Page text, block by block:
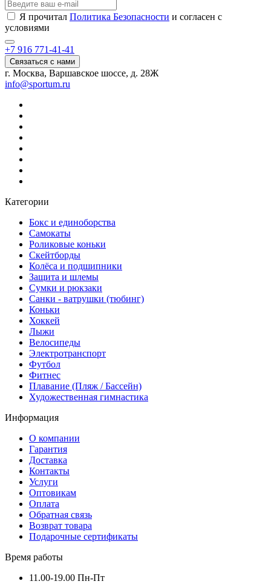
Я прочитал Политика Безопасности и согласен с
условиями
+7 916 771-41-41
Связаться с нами
г. Москва, Варшавское шоссе, д. 28Ж
info@sportum.ru
Категории
Бокс и единоборства
Самокаты
Роликовые коньки
Скейтборды
Колёса и подшипники
Защита и шлемы
Сумки и рюкзаки
Санки - ватрушки (тюбинг)
Коньки
Хоккей
Лыжи
Велосипеды
Электротранспорт
Футбол
Фитнес
Плавание (Пляж / Бассейн)
Художественная гимнастика
Информация
О компании
Гарантия
Доставка
Контакты
Услуги
Оптовикам
Оплата
Обратная связь
Возврат товара
Подарочные сертификаты
Время работы
11.00-19.00 Пн-Пт